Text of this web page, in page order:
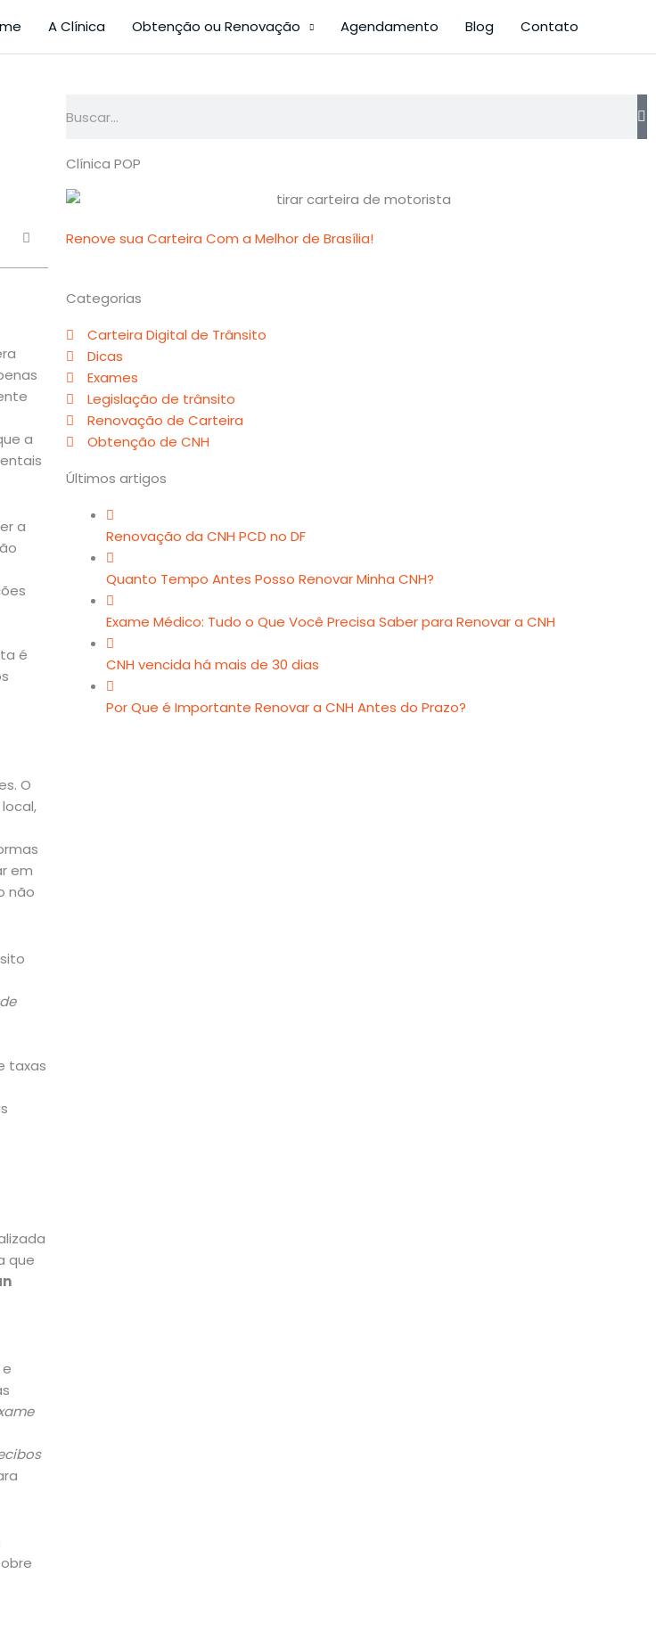
A Clínica Obtenção ou Renovação Agendamento Blog Contato
a
a
é
O
em
não
taxas
que
e
Clínica POP
Renove sua Carteira Com a Melhor de Brasília!
Categorias
Carteira Digital de Trânsito
Dicas
Exames
Legislação de trânsito
Renovação de Carteira
Obtenção de CNH
Últimos artigos
Renovação da CNH PCD no DF
Quanto Tempo Antes Posso Renovar Minha CNH?
Exame Médico: Tudo o Que Você Precisa Saber para Renovar a CNH
CNH vencida há mais de 30 dias
Por Que é Importante Renovar a CNH Antes do Prazo?